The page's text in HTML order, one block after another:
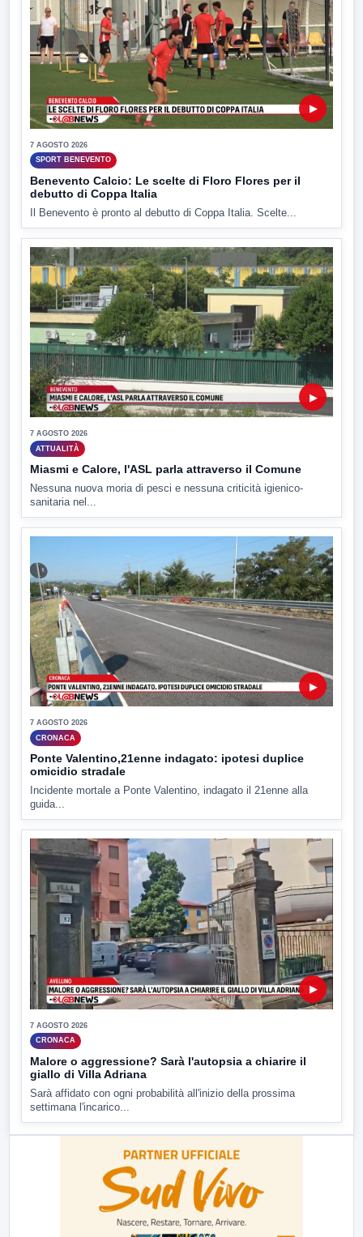
▶
7 AGOSTO 2026
SPORT BENEVENTO
Benevento Calcio: Le scelte di Floro Flores per il
debutto di Coppa Italia
Il Benevento è pronto al debutto di Coppa Italia. Scelte...
▶
7 AGOSTO 2026
ATTUALITÀ
Miasmi e Calore, l'ASL parla attraverso il Comune
Nessuna nuova moria di pesci e nessuna criticità igienico-
sanitaria nel...
▶
7 AGOSTO 2026
CRONACA
Ponte Valentino,21enne indagato: ipotesi duplice
omicidio stradale
Incidente mortale a Ponte Valentino, indagato il 21enne alla
guida...
▶
7 AGOSTO 2026
CRONACA
Malore o aggressione? Sarà l'autopsia a chiarire il
giallo di Villa Adriana
Sarà affidato con ogni probabilità all'inizio della prossima
settimana l'incarico...